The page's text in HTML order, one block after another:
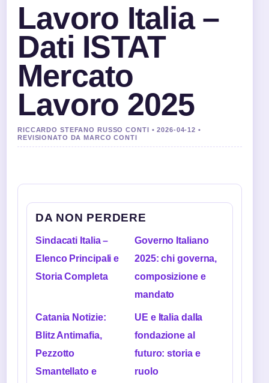
Lavoro Italia –
Dati ISTAT
Mercato
Lavoro 2025
RICCARDO STEFANO RUSSO CONTI • 2026-04-12 •
REVISIONATO DA MARCO CONTI
DA NON PERDERE
Sindacati Italia –
Elenco Principali e
Storia Completa
Governo Italiano
2025: chi governa,
composizione e
mandato
Catania Notizie:
Blitz Antimafia,
Pezzotto
Smantellato e
UE e Italia dalla
fondazione al
futuro: storia e
ruolo